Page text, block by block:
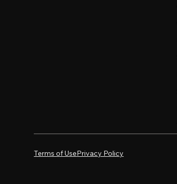
Terms of UsePrivacy Policy